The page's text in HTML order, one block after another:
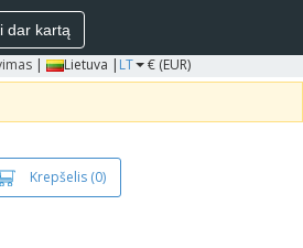
dar kartą
| Lietuva | LT € (EUR)
Krepšelis (0)